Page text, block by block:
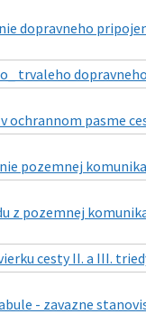
dopravneho
trvaleho
ochrannom pasme
pozemnej
z pozemnej
cesty II. a III.
- zavazne